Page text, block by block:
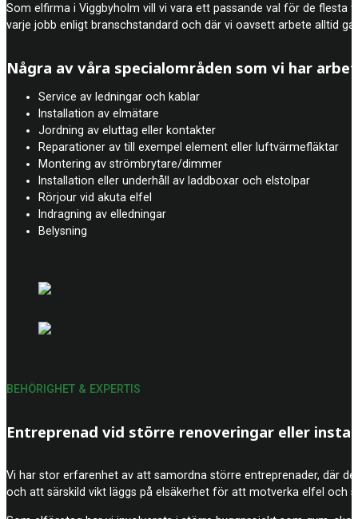
Som elfirma i Viggbyholm vill vi vara ett passande val för de flesta
varje jobb enligt branschstandard och där vi oavsett arbete alltid
Några av våra specialområden som vi har
Service av ledningar och kablar
Installation av elmätare
Jordning av eluttag eller kontakter
Reparationer av till exempel element eller luftvärmefläktar
Montering av strömbrytare/dimmer
Installation eller underhåll av laddboxar och elstolpar
Rörjour vid akuta elfel
Indragning av elledningar
Belysning
Entreprenad vid större renoveringar eller
Vi har stor erfarenhet av att samordna större entreprenader, där
och att särskild vikt läggs på elsäkerhet för att motverka elfel och
BEHÖRIGHET & EXPERTIS